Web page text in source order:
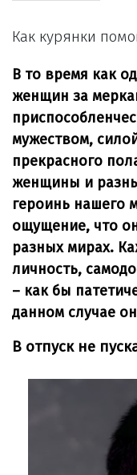
Как курянки
В то время как
женщин за
мужеством,
прекрасного
женщины и
героинь нашего
ощущение, что
разных мирах.
личность,
– как бы
данном случае
В отпуск не